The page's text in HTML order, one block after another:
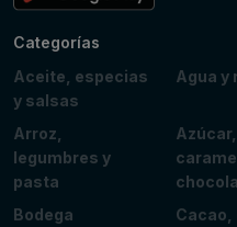
Categorías
Aceite, especias
y salsas
Agua y
Arroz,
legumbres y
pasta
Azúcar,
Bodega
Cacao,